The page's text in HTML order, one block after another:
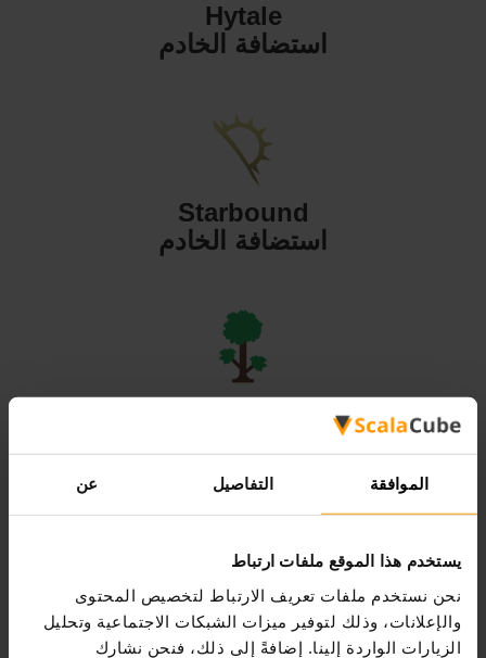
الموافقة التفاصيل عن
يستخدم هذا الموقع ملفات ارتباط
نحن نستخدم ملفات تعريف الارتباط لتخصيص المحتوى
والإعلانات، وذلك لتوفير ميزات الشبكات الاجتماعية وتحليل
الزيارات الواردة إلينا. إضافةً إلى ذلك، فنحن نشارك
Hytale
استضافة الخادم
Starbound
استضافة الخادم
Valheim
استضافة الخادم